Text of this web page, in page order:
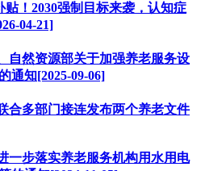
贴！2030强制目标来袭，认知症
04-21]
自然资源部关于加强养老服务设
通知[2025-09-06]
合多部门接连发布两个养老文件
一步落实养老服务机构用水用电